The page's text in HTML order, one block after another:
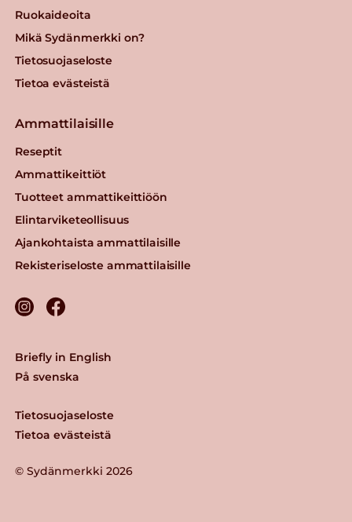
Ruokaideoita
Mikä Sydänmerkki on?
Tietosuojaseloste
Tietoa evästeistä
Ammattilaisille
Reseptit
Ammattikeittiöt
Tuotteet ammattikeittiöön
Elintarviketeollisuus
Ajankohtaista ammattilaisille
Rekisteriseloste ammattilaisille
© Sydänmerkki 2026
Tietosuojaseloste
Tietoa evästeistä
Briefly in English
På svenska